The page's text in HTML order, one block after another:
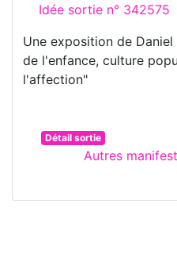
Idée sortie n° 342575
Une exposition de
de l'enfance, culture
l'affection"
Détail sortie
Autres